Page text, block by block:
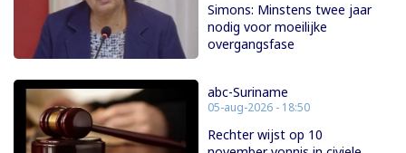
Simons: Minstens twee jaar
nodig voor moeilijke
overgangsfase
abc-Suriname
05-aug-2026 - 18:50
Rechter wijst op 10